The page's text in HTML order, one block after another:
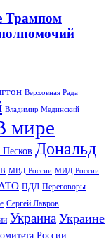
Трампом
Верховная Рада
Владимир Мединский
мире
Дональд
МВД России МИД России
ПДД Переговоры
Сергей Лавров
Украина Украине
России